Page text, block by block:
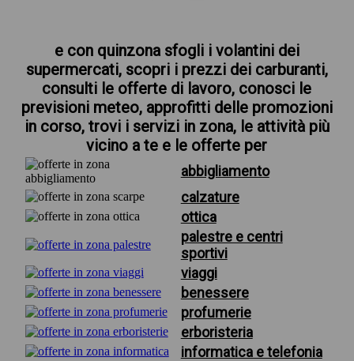
e con quinzona sfogli i volantini dei
supermercati, scopri i prezzi dei carburanti,
consulti le offerte di lavoro, conosci le
previsioni meteo, approfitti delle promozioni
in corso, trovi i servizi in zona, le attività più
vicino a te e le offerte per
abbigliamento
calzature
ottica
palestre e centri
sportivi
viaggi
benessere
profumerie
erboristeria
informatica e telefonia